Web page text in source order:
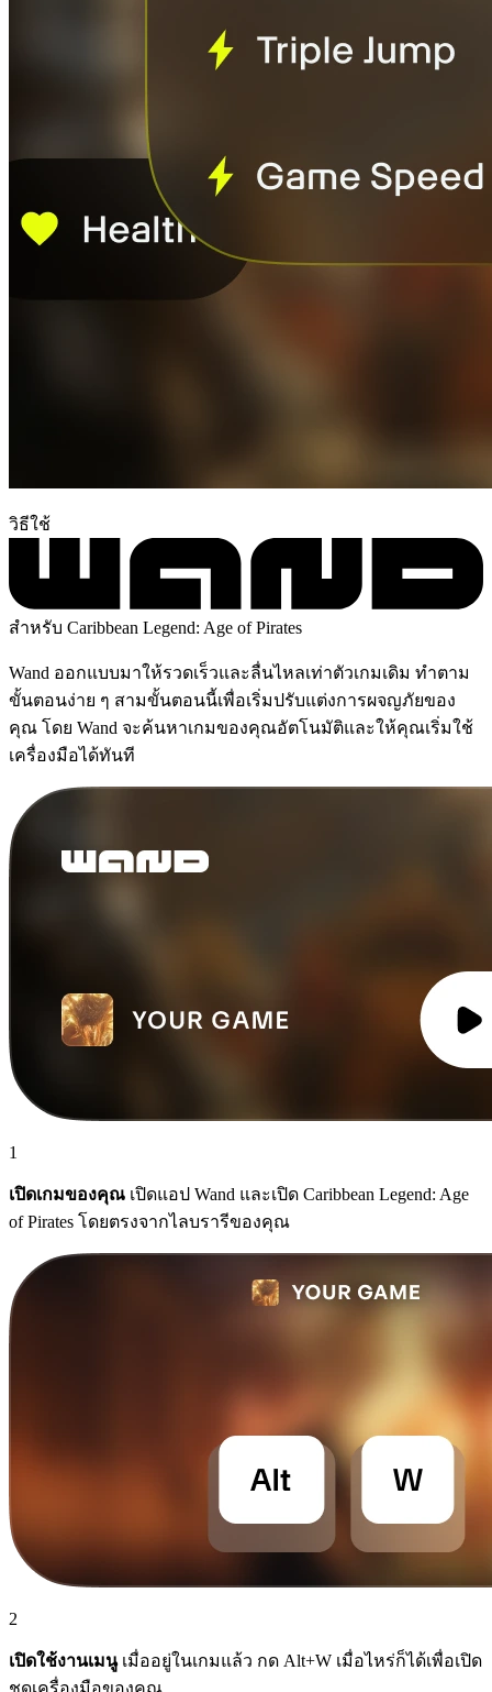
วิธีใช้
สำหรับ Caribbean Legend: Age of Pirates
Wand ออกแบบมาให้รวดเร็วและลื่นไหลเท่าตัวเกมเดิม ทำตาม
ขั้นตอนง่าย ๆ สามขั้นตอนนี้เพื่อเริ่มปรับแต่งการผจญภัยของ
คุณ โดย Wand จะค้นหาเกมของคุณอัตโนมัติและให้คุณเริ่มใช้
เครื่องมือได้ทันที
1
เปิดเกมของคุณ เปิดแอป Wand และเปิด Caribbean Legend: Age
of Pirates โดยตรงจากไลบรารีของคุณ
2
เปิดใช้งานเมนูเมื่ออยู่ในเกมแล้ว กด Alt+W เมื่อไหร่ก็ได้เพื่อเปิด
ชุดเครื่องมือของคุณ